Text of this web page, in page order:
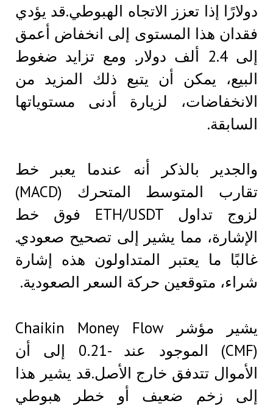
دولارًا إذا تعزز الاتجاه الهبوطي.قد يؤدي
فقدان هذا المستوى إلى انخفاض أعمق
إلى 2.4 ألف دولار. ومع تزايد ضغوط
البيع، يمكن أن يتبع ذلك المزيد من
الانخفاضات، لزيارة أدنى مستوياتها
السابقة.
والجدير بالذكر أنه عندما يعبر خط
تقارب المتوسط ​​المتحرك (MACD)
لزوج تداول ETH/USDT فوق خط
الإشارة، مما يشير إلى تصحيح صعودي.
غالبًا ما يعتبر المتداولون هذه إشارة
شراء، متوقعين حركة السعر الصعودية.
يشير مؤشر Chaikin Money Flow
(CMF) الموجود عند -0.21 إلى أن
الأموال تتدفق خارج الأصل.قد يشير هذا
إلى زخم ضعيف أو خطر هبوطي